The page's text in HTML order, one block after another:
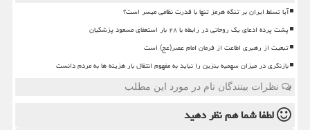
آیا تسلط ایران بر تنگه هرمز تنها با قدرت نظامی میسر است؟
پشت پرده ادعای یک روحانی در رابطه با ۲۸ بار استعفای مسعود پزشکیان
تبعیت از رهبری اطاعت از فرمان امام عصر(عج) است
بازنگری در میزان سهمیه بنزین را نباید به مفهوم انتقال بار هزینه ها به مردم دانست
نظرات بینندگان نام در مورد این مطلب
لطفا شما همنظر دهید